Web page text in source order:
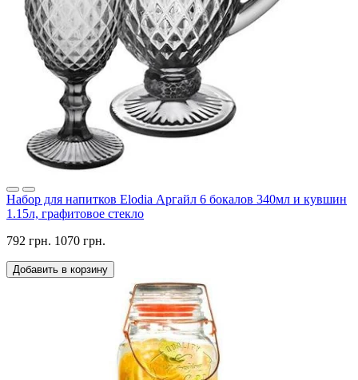
Набор для напитков Elodia Аргайл 6 бокалов 340мл и кувшин
1.15л, графитовое стекло
792 грн. 1070 грн.
Добавить в корзину